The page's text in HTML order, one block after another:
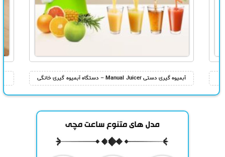
آبمیوه گیری دستی Manual Juicer – دستگاه آبمیوه گیری خانگی